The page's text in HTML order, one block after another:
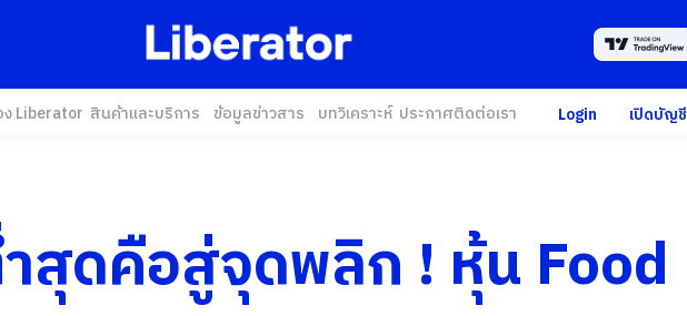
Liberator สินค้าและบริการ ข้อมูลข่าวสาร บทวิเคราะห์ ประกาศติดต่อเรา Login เปิดบัญชี
สุดคือสู่จุดพลิก ! หุ้น Food